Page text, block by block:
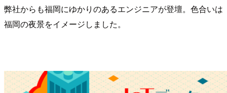
弊社からも福岡にゆかりのあるエンジニアが登壇。色合いは
福岡の夜景をイメージしました。